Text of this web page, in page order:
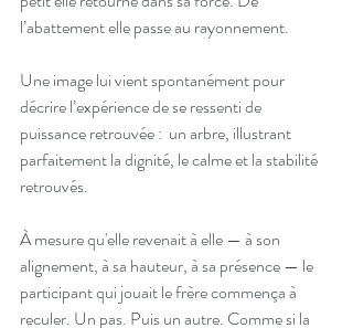
l’abattement elle passe au rayonnement.
Une image lui vient spontanément pour
décrire l’expérience de se ressenti de
puissance retrouvée :  un arbre, illustrant
parfaitement la dignité, le calme et la stabilité
retrouvés.
À mesure qu'elle revenait à elle — à son
alignement, à sa hauteur, à sa présence — le
participant qui jouait le frère commença à
reculer. Un pas. Puis un autre. Comme si la